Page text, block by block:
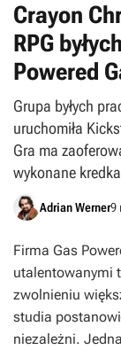
Crayon
RPG
Powered
Grupa byłych
uruchomiła
Gra ma
wykonane
Adrian Werner9
Firma Gas
utalentowanymi
zwolnieniu
studia
niezależni.